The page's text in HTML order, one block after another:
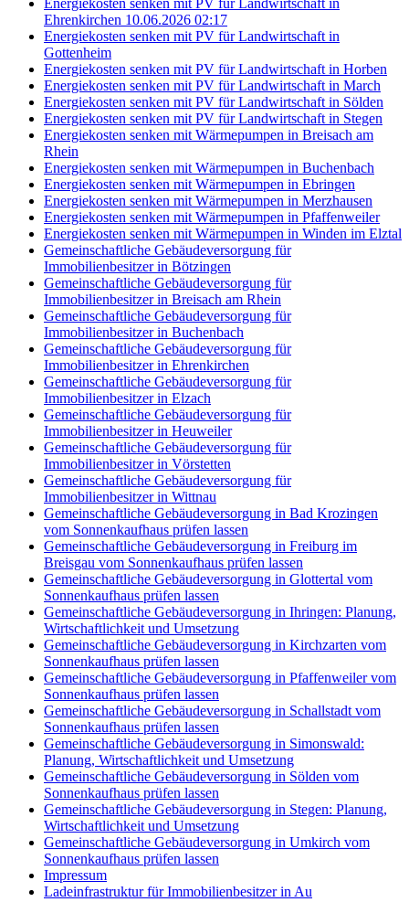
Energiekosten senken mit PV für Landwirtschaft in
Ehrenkirchen 10.06.2026 02:17
Energiekosten senken mit PV für Landwirtschaft in
Gottenheim
Energiekosten senken mit PV für Landwirtschaft in Horben
Energiekosten senken mit PV für Landwirtschaft in March
Energiekosten senken mit PV für Landwirtschaft in Sölden
Energiekosten senken mit PV für Landwirtschaft in Stegen
Energiekosten senken mit Wärmepumpen in Breisach am
Rhein
Energiekosten senken mit Wärmepumpen in Buchenbach
Energiekosten senken mit Wärmepumpen in Ebringen
Energiekosten senken mit Wärmepumpen in Merzhausen
Energiekosten senken mit Wärmepumpen in Pfaffenweiler
Energiekosten senken mit Wärmepumpen in Winden im Elztal
Gemeinschaftliche Gebäudeversorgung für
Immobilienbesitzer in Bötzingen
Gemeinschaftliche Gebäudeversorgung für
Immobilienbesitzer in Breisach am Rhein
Gemeinschaftliche Gebäudeversorgung für
Immobilienbesitzer in Buchenbach
Gemeinschaftliche Gebäudeversorgung für
Immobilienbesitzer in Ehrenkirchen
Gemeinschaftliche Gebäudeversorgung für
Immobilienbesitzer in Elzach
Gemeinschaftliche Gebäudeversorgung für
Immobilienbesitzer in Heuweiler
Gemeinschaftliche Gebäudeversorgung für
Immobilienbesitzer in Vörstetten
Gemeinschaftliche Gebäudeversorgung für
Immobilienbesitzer in Wittnau
Gemeinschaftliche Gebäudeversorgung in Bad Krozingen
vom Sonnenkaufhaus prüfen lassen
Gemeinschaftliche Gebäudeversorgung in Freiburg im
Breisgau vom Sonnenkaufhaus prüfen lassen
Gemeinschaftliche Gebäudeversorgung in Glottertal vom
Sonnenkaufhaus prüfen lassen
Gemeinschaftliche Gebäudeversorgung in Ihringen: Planung,
Wirtschaftlichkeit und Umsetzung
Gemeinschaftliche Gebäudeversorgung in Kirchzarten vom
Sonnenkaufhaus prüfen lassen
Gemeinschaftliche Gebäudeversorgung in Pfaffenweiler vom
Sonnenkaufhaus prüfen lassen
Gemeinschaftliche Gebäudeversorgung in Schallstadt vom
Sonnenkaufhaus prüfen lassen
Gemeinschaftliche Gebäudeversorgung in Simonswald:
Planung, Wirtschaftlichkeit und Umsetzung
Gemeinschaftliche Gebäudeversorgung in Sölden vom
Sonnenkaufhaus prüfen lassen
Gemeinschaftliche Gebäudeversorgung in Stegen: Planung,
Wirtschaftlichkeit und Umsetzung
Gemeinschaftliche Gebäudeversorgung in Umkirch vom
Sonnenkaufhaus prüfen lassen
Impressum
Ladeinfrastruktur für Immobilienbesitzer in Au